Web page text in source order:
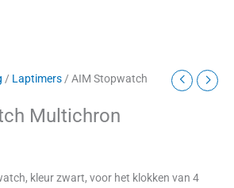
/ Laptimers/ AIM Stopwatch
Multichron
kleur zwart, voor het klokken van 4